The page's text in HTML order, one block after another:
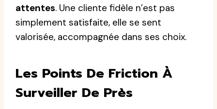
attentes. Une cliente fidèle n’est pas
simplement satisfaite, elle se sent
valorisée, accompagnée dans ses choix.
Les Points De Friction À
Surveiller De Près